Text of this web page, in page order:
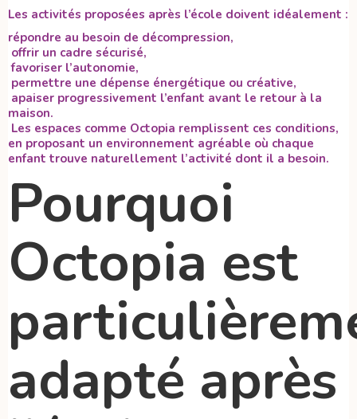
Les activités proposées après l’école doivent idéalement :
répondre au besoin de décompression,
offrir un cadre sécurisé,
favoriser l’autonomie,
permettre une dépense énergétique ou créative,
apaiser progressivement l’enfant avant le retour à la
maison.
Les espaces comme Octopia remplissent ces conditions,
en proposant un environnement agréable où chaque
enfant trouve naturellement l’activité dont il a besoin.
Pourquoi
Octopia est
adapté après